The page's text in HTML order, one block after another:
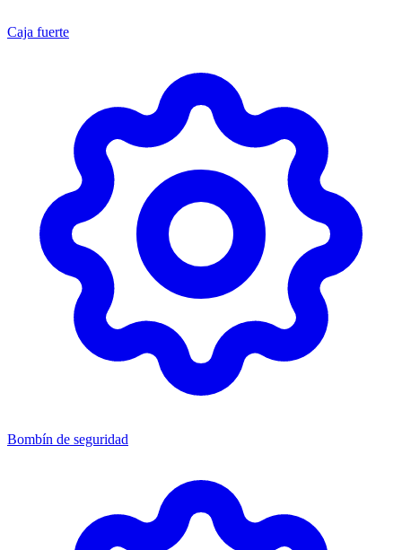
Caja fuerte
Bombín de seguridad